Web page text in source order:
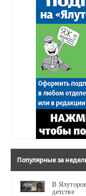
Популярные за
В
детстве